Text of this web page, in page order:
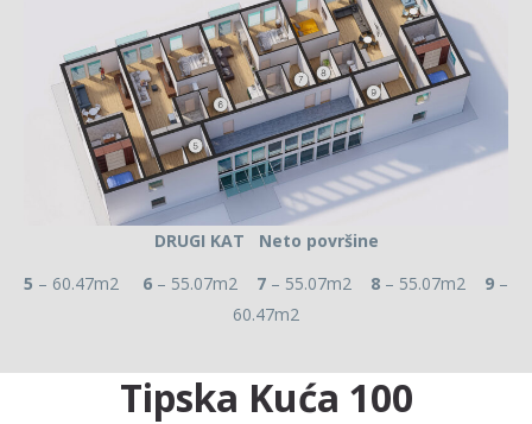
DRUGI KAT Neto površine
5 – 60.47m2 6 – 55.07m2 7 – 55.07m2 8 – 55.07m2 9 –
60.47m2
Tipska Kuća 100